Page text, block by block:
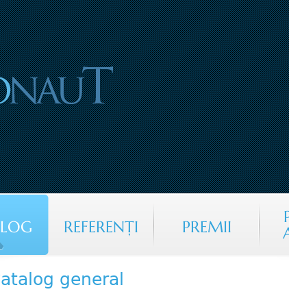
Jump to navigation
REFERENŢI PREMII
general